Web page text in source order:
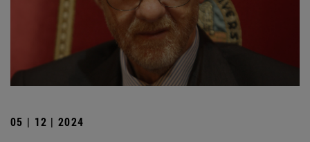
05 | 12 | 2024